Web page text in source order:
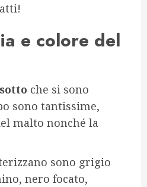
e colore del
che si sono
sono tantissime,
malto nonché la
sono grigio
nero focato,